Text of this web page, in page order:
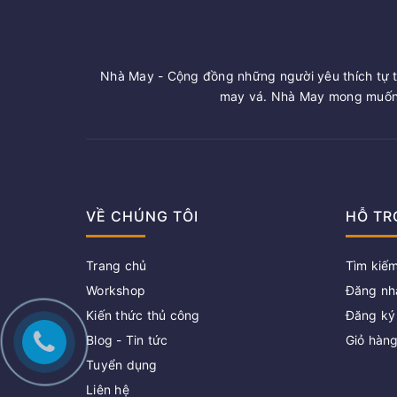
Nhà May - Cộng đồng những người yêu thích
may vá. Nhà May mong
VỀ CHÚNG TÔI
Trang chủ
Workshop
Kiến thức thủ công
Blog - Tin tức
Tuyển dụng
Liên hệ
HỖ
Tìm
Đăng
Đăng ký
Giỏ